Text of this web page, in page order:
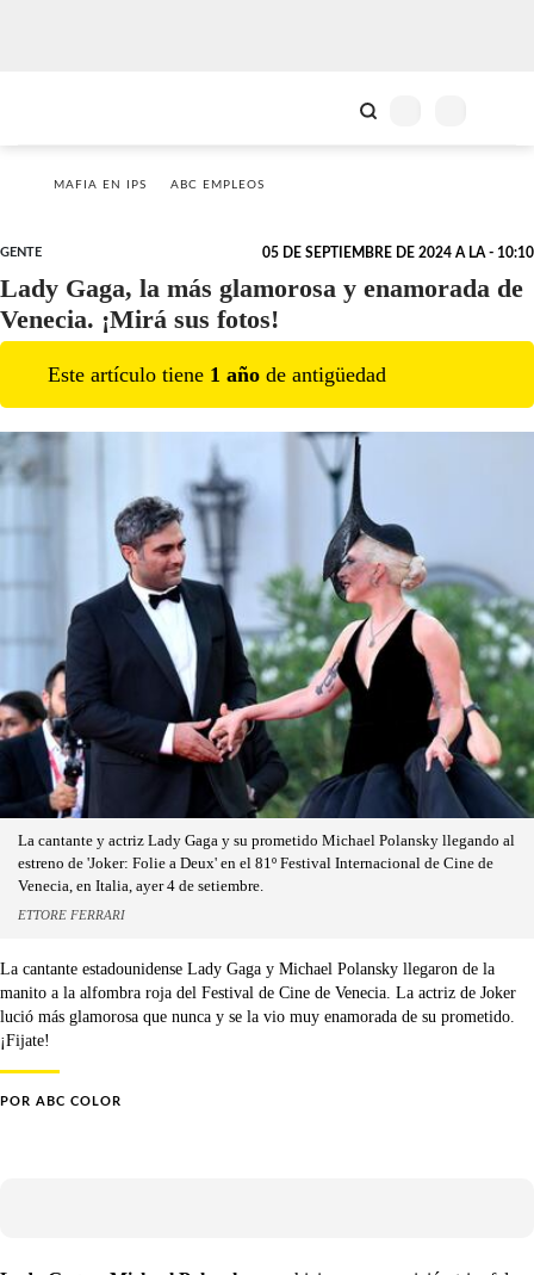
MAFIA EN IPS ABC EMPLEOS
GENTE 05 DE SEPTIEMBRE DE 2024 A LA - 10:10
Lady Gaga, la más glamorosa y enamorada de
Venecia. ¡Mirá sus fotos!
Este artículo tiene 1 año de antigüedad
La cantante y actriz Lady Gaga y su prometido Michael Polansky llegando al
estreno de 'Joker: Folie a Deux' en el 81º Festival Internacional de Cine de
Venecia, en Italia, ayer 4 de setiembre.
ETTORE FERRARI
La cantante estadounidense Lady Gaga y Michael Polansky llegaron de la
manito a la alfombra roja del Festival de Cine de Venecia. La actriz de Joker
lució más glamorosa que nunca y se la vio muy enamorada de su prometido.
¡Fijate!
POR ABC COLOR